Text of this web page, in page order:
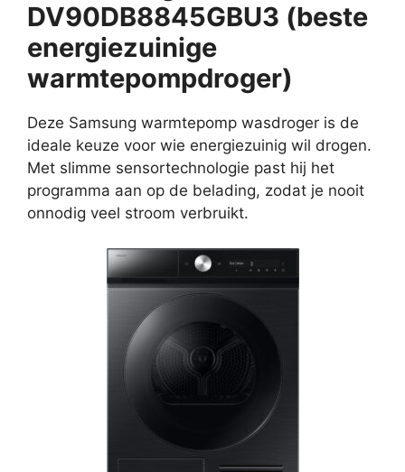
DV90DB8845GBU3 (beste
energiezuinige
warmtepompdroger)
Deze Samsung warmtepomp wasdroger is de
ideale keuze voor wie energiezuinig wil drogen.
Met slimme sensortechnologie past hij het
programma aan op de belading, zodat je nooit
onnodig veel stroom verbruikt.